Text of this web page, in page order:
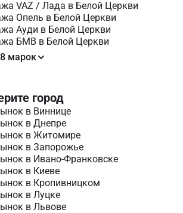
VAZ / Лада в Белой Церкви
Опель в Белой Церкви
Ауди в Белой Церкви
БМВ в Белой Церкви
марок
город
в Виннице
в Днепре
в Житомире
в Запорожье
в Ивано-Франковске
в Киеве
в Кропивницком
в Луцке
в Львове